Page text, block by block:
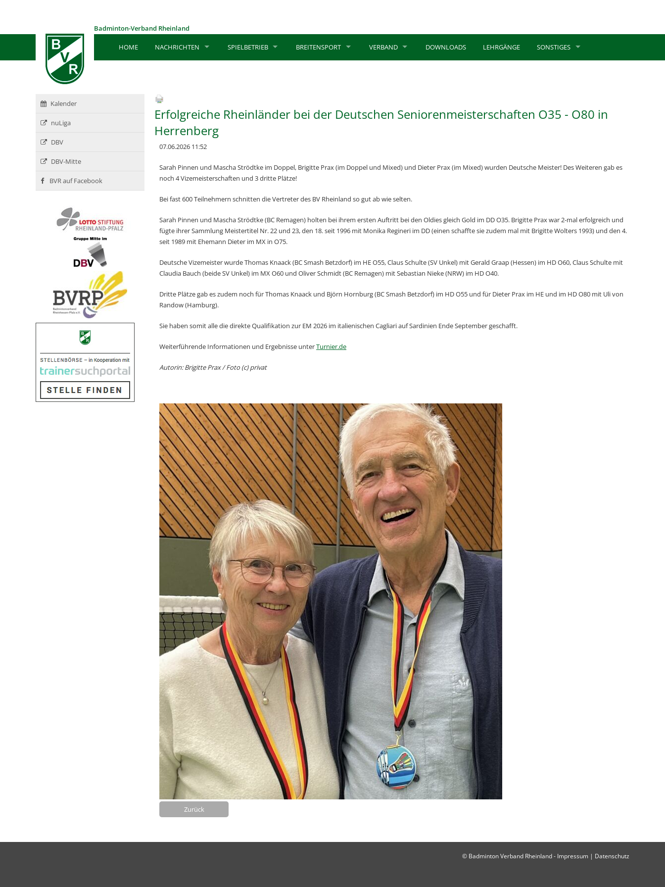
Badminton-Verband Rheinland
HOME NACHRICHTEN SPIELBETRIEB BREITENSPORT VERBAND DOWNLOADS LEHRGÄNGE SONSTIGES
Kalender
nuLiga
DBV
DBV-Mitte
BVR auf Facebook
Erfolgreiche Rheinländer bei der Deutschen Seniorenmeisterschaften O35 - O80 in
Herrenberg
07.06.2026 11:52
Sarah Pinnen und Mascha Strödtke im Doppel, Brigitte Prax (im Doppel und Mixed) und Dieter Prax (im Mixed) wurden Deutsche Meister! Des Weiteren gab es
noch 4 Vizemeisterschaften und 3 dritte Plätze!
Bei fast 600 Teilnehmern schnitten die Vertreter des BV Rheinland so gut ab wie selten.
Sarah Pinnen und Mascha Strödtke (BC Remagen) holten bei ihrem ersten Auftritt bei den Oldies gleich Gold im DD O35. Brigitte Prax war 2-mal erfolgreich und
fügte ihrer Sammlung Meistertitel Nr. 22 und 23, den 18. seit 1996 mit Monika Regineri im DD (einen schaffte sie zudem mal mit Brigitte Wolters 1993) und den 4.
seit 1989 mit Ehemann Dieter im MX in O75.
Deutsche Vizemeister wurde Thomas Knaack (BC Smash Betzdorf) im HE O55, Claus Schulte (SV Unkel) mit Gerald Graap (Hessen) im HD O60, Claus Schulte mit
Claudia Bauch (beide SV Unkel) im MX O60 und Oliver Schmidt (BC Remagen) mit Sebastian Nieke (NRW) im HD O40.
Dritte Plätze gab es zudem noch für Thomas Knaack und Björn Hornburg (BC Smash Betzdorf) im HD O55 und für Dieter Prax im HE und im HD O80 mit Uli von
Randow (Hamburg).
Sie haben somit alle die direkte Qualifikation zur EM 2026 im italienischen Cagliari auf Sardinien Ende September geschafft.
Weiterführende Informationen und Ergebnisse unterTurnier.de
Autorin: Brigitte Prax / Foto (c) privat
Zurück
© Badminton Verband Rheinland - Impressum | Datenschutz